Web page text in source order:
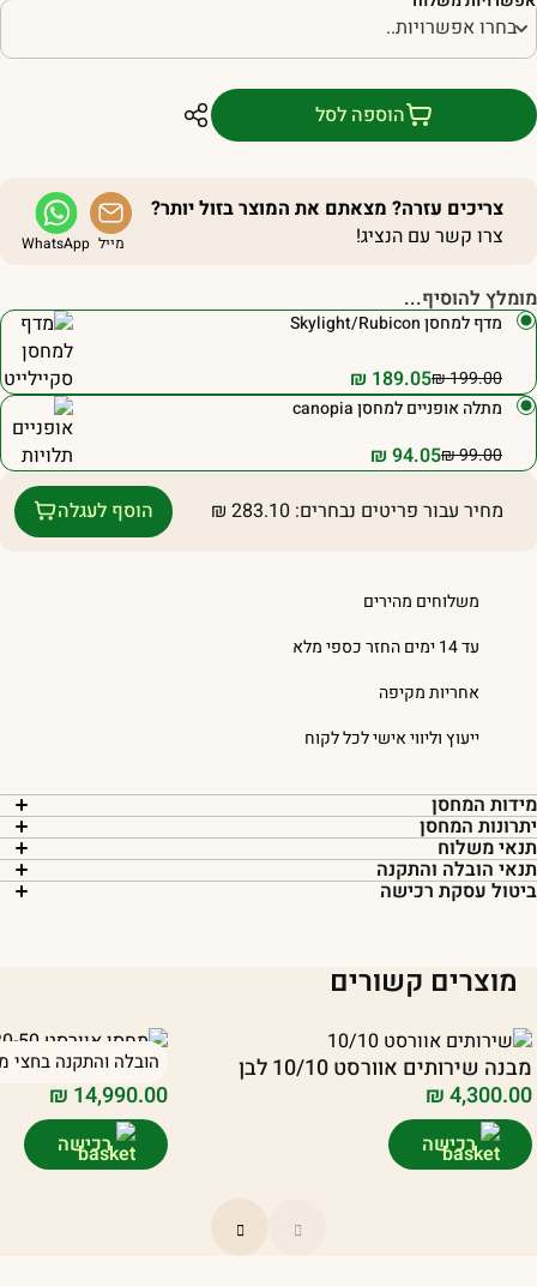
הוספה לסל
צריכים עזרה? מצאתם את המוצר בזול יותר?
צרו קשר עם הנציג!
מייל WhatsApp
להוסיף...
מדף למחסן Skylight/Rubicon
₪199.00
₪ 189.05
מתלה אופניים למחסן canopia
₪99.00
₪ 94.05
מחיר עבור פריטים נבחרים:
₪ 283.10 הוסף לעגלה
משלוחים מהירים
עד 14 ימים החזר כספי מלא
אחריות מקיפה
ייעוץ וליווי אישי לכל לקוח
המחסן
המחסן
משלוח
הובלה והתקנה
עסקת רכישה
מוצרים קשורים
מבנה שירותים אוורסט 10/10 לבן
₪4,300.00
רכישה
הובלה והתקנה בחצי
יחידת אוורסט 30/50 בצבע לבן/שחור
₪ 14,990.00
רכישה